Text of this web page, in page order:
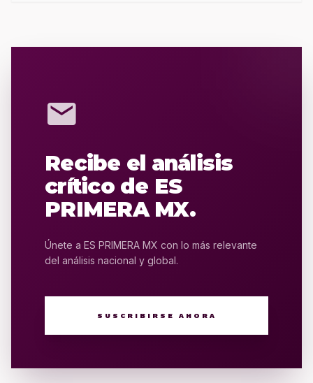
mail
Recibe el análisis
crítico de ES
PRIMERA MX.
Únete a ES PRIMERA MX con lo más relevante
del análisis nacional y global.
SUSCRIBIRSE AHORA